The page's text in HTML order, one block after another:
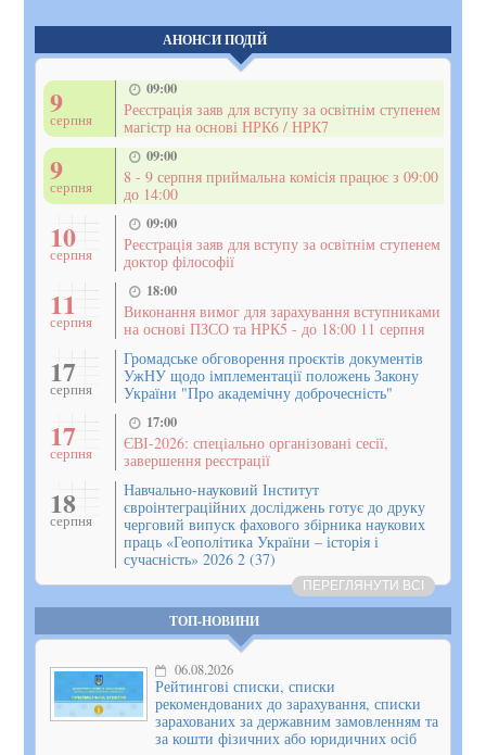
АНОНСИ ПОДІЙ
9
серпня
09:00
Реєстрація заяв для вступу за освітнім ступенем
магістр на основі НРК6 / НРК7
9
серпня
09:00
8 - 9 серпня приймальна комісія працює з 09:00
до 14:00
10
серпня
09:00
Реєстрація заяв для вступу за освітнім ступенем
доктор філософії
11
серпня
18:00
Виконання вимог для зарахування вступниками
на основі ПЗСО та НРК5 - до 18:00 11 серпня
17
серпня
Громадське обговорення проєктів документів
УжНУ щодо імплементації положень Закону
України "Про академічну доброчесність"
17
серпня
17:00
ЄВІ-2026: спеціально організовані сесії,
завершення реєстрації
18
серпня
Навчально-науковий Інститут
євроінтеграційних досліджень готує до друку
черговий випуск фахового збірника наукових
праць «Геополітика України – історія і
сучасність» 2026 2 (37)
ПЕРЕГЛЯНУТИ ВСІ
ТОП-НОВИНИ
06.08.2026
Рейтингові списки, списки
рекомендованих до зарахування, списки
зарахованих за державним замовленням та
за кошти фізичних або юридичних осіб